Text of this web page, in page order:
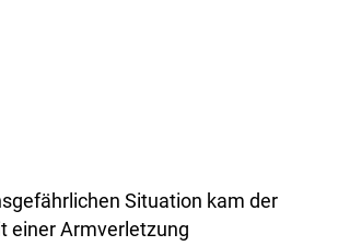
Situation kam der
einer Armverletzung